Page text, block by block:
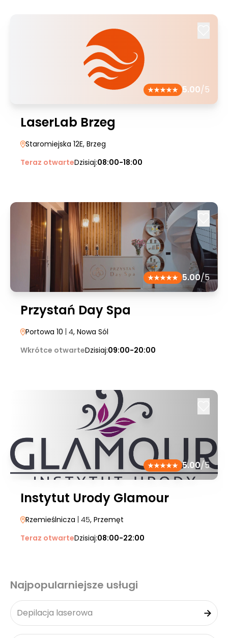
5.00/5
LaserLab Brzeg
Staromiejska 12E, Brzeg
Teraz otwarteDzisiaj:08:00-18:00
5.00/5
Przystań Day Spa
Portowa 10 | 4, Nowa Sól
Wkrótce otwarteDzisiaj:09:00-20:00
5.00/5
Instytut Urody Glamour
Rzemieślnicza | 45, Przemęt
Teraz otwarteDzisiaj:08:00-22:00
Najpopularniejsze usługi
Depilacja laserowa